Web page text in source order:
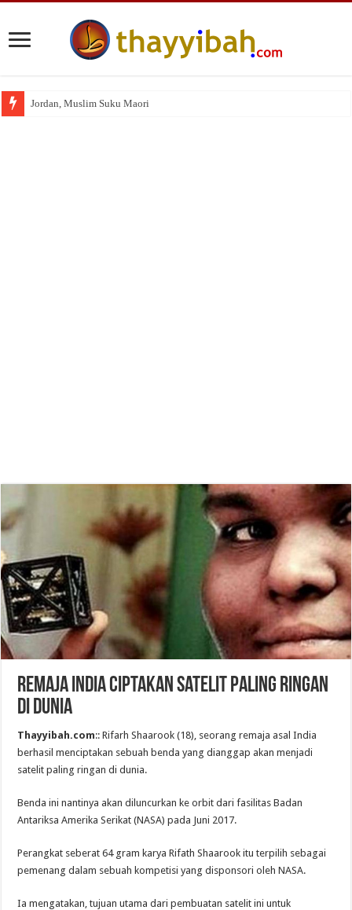
Jordan, Muslim Suku Maori
Remaja India Ciptakan Satelit Paling Ringan
di Dunia
Thayyibah.com:: Rifarh Shaarook (18), seorang remaja asal India
berhasil menciptakan sebuah benda yang dianggap akan menjadi
satelit paling ringan di dunia.
Benda ini nantinya akan diluncurkan ke orbit dari fasilitas Badan
Antariksa Amerika Serikat (NASA) pada Juni 2017.
Perangkat seberat 64 gram karya Rifath Shaarook itu terpilih sebagai
pemenang dalam sebuah kompetisi yang disponsori oleh NASA.
Ia mengatakan, tujuan utama dari pembuatan satelit ini untuk